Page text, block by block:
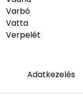
Varbó
Vatta
Verpelét
Adatkezelés